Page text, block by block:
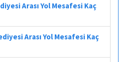
Arası Yol Mesafesi Kaç
Arası Yol Mesafesi Kaç